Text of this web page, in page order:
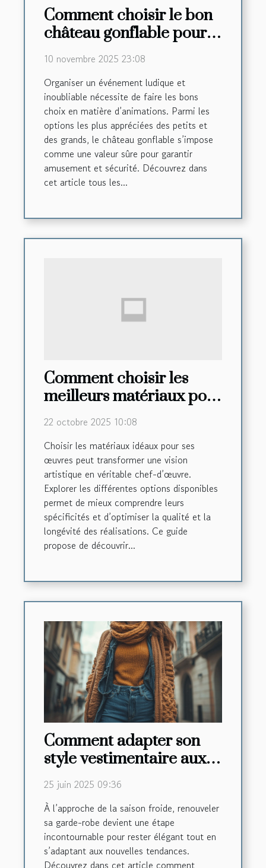
Comment choisir le bon
château gonflable pour
votre événement ?
10 novembre 2025 23:08
Organiser un événement ludique et
inoubliable nécessite de faire les bons
choix en matière d’animations. Parmi les
options les plus appréciées des petits et
des grands, le château gonflable s’impose
comme une valeur sûre pour garantir
amusement et sécurité. Découvrez dans
cet article tous les...
Comment choisir les
meilleurs matériaux pour
vos créations artistiques
?
22 octobre 2025 10:08
Choisir les matériaux idéaux pour ses
œuvres peut transformer une vision
artistique en véritable chef-d’œuvre.
Explorer les différentes options disponibles
permet de mieux comprendre leurs
spécificités et d’optimiser la qualité et la
longévité des réalisations. Ce guide
propose de découvrir...
Comment adapter son
style vestimentaire aux
tendances automne-
hiver
25 juin 2025 09:36
À l’approche de la saison froide, renouveler
sa garde-robe devient une étape
incontournable pour rester élégant tout en
s’adaptant aux nouvelles tendances.
Découvrez dans cet article comment